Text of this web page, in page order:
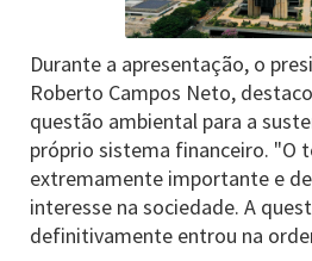
Durante a apresentação, o
Roberto Campos Neto,
questão ambiental para a
próprio sistema financeiro. "O
extremamente importante e
interesse na sociedade. A
definitivamente entrou na